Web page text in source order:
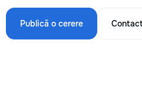
Publică o cerere